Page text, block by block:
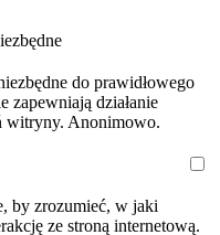
do prawidłowego
zapewniają działanie
witryny. Anonimowo.
by zrozumieć, w jaki
ze stroną internetową.